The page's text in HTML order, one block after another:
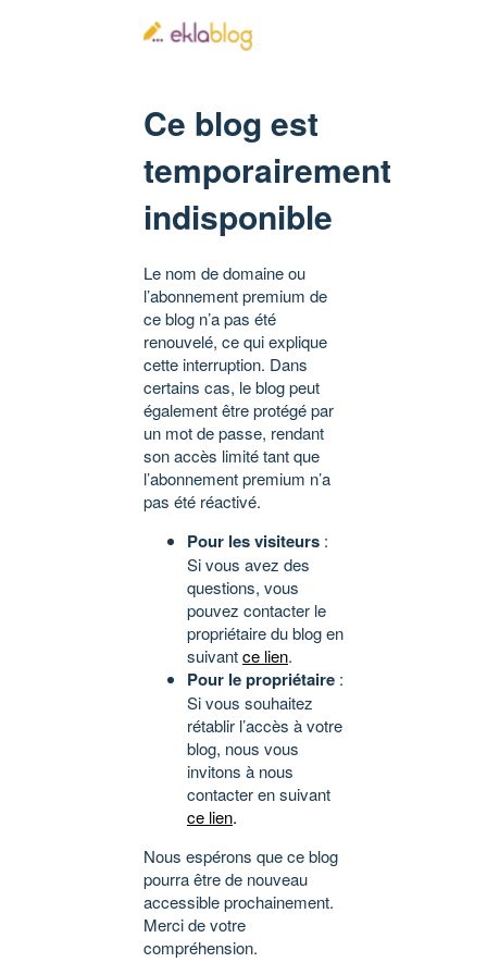
Ce blog est
temporairement
indisponible
Le nom de domaine ou
l’abonnement premium de
ce blog n’a pas été
renouvelé, ce qui explique
cette interruption. Dans
certains cas, le blog peut
également être protégé par
un mot de passe, rendant
son accès limité tant que
l’abonnement premium n’a
pas été réactivé.
Pour les visiteurs :
Si vous avez des
questions, vous
pouvez contacter le
propriétaire du blog en
suivantce lien.
Pour le propriétaire :
Si vous souhaitez
rétablir l’accès à votre
blog, nous vous
invitons à nous
contacter en suivant
ce lien.
Nous espérons que ce blog
pourra être de nouveau
accessible prochainement.
Merci de votre
compréhension.